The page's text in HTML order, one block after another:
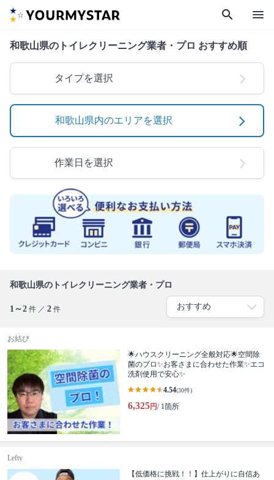
search menu
和歌山県のトイレクリーニング業者・プロ おすすめ順
タイプを選択
和歌山県内のエリアを選択
作業日を選択
和歌山県のトイレクリーニング業者・プロ
1～2 件 ／ 2 件
お結び
🌟ハウスクリーニング全般対応🌟空間除
菌のプロ✨お客さまに合わせた作業✨エコ
洗剤使用で安心✨
4.54(30件)
6,325円/ 1箇所
Lefty
【低価格に挑戦！！】仕上がりに自信あ